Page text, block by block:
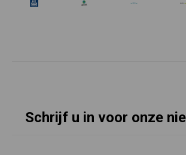
Schrijf u in voor onze